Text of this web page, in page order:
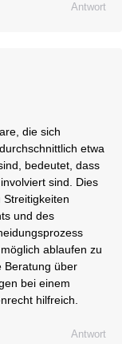
Antwort
die sich
etwa
bedeutet, dass
sind. Dies
und des
ablaufen zu
Beratung über
bei einem
hilfreich.
Antwort